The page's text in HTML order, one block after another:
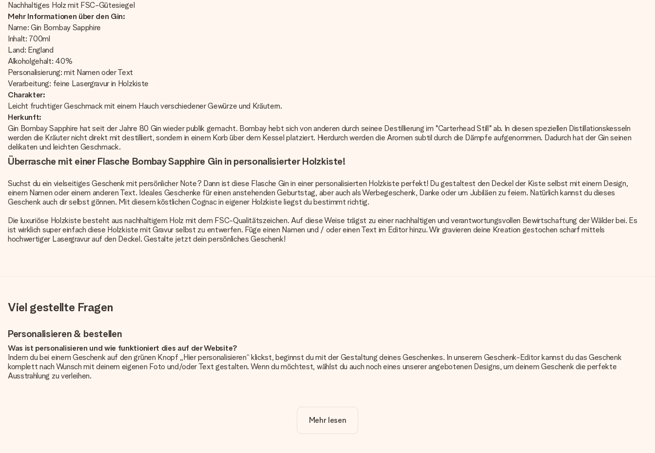
Nachhaltiges Holz mit FSC-Gütesiegel
Mehr Informationen über den Gin:
Name: Gin Bombay Sapphire
Inhalt: 700ml
Land: England
Alkoholgehalt: 40%
Personalisierung: mit Namen oder Text
Verarbeitung: feine Lasergravur in Holzkiste
Charakter:
Leicht fruchtiger Geschmack mit einem Hauch verschiedener Gewürze und Kräutern.
Herkunft:
Gin Bombay Sapphire hat seit der Jahre 80 Gin wieder publik gemacht. Bombay hebt sich von anderen durch seinee Destillierung im "Carterhead Still" ab. In diesen speziellen Distillationskesseln
werden die Kräuter nicht direkt mit destilliert, sondern in einem Korb über dem Kessel platziert. Hierdurch werden die Aromen subtil durch die Dämpfe aufgenommen. Dadurch hat der Gin seinen
delikaten und leichten Geschmack.
Überrasche mit einer Flasche Bombay Sapphire Gin in personalisierter Holzkiste!
Suchst du ein vielseitiges Geschenk mit persönlicher Note? Dann ist diese Flasche Gin in einer personalisierten Holzkiste perfekt! Du gestaltest den Deckel der Kiste selbst mit einem Design,
einem Namen oder einem anderen Text. Ideales Geschenke für einen anstehenden Geburtstag, aber auch als Werbegeschenk, Danke oder um Jubiläen zu feiern. Natürlich kannst du dieses
Geschenk auch dir selbst gönnen. Mit diesem köstlichen Cognac in eigener Holzkiste liegst du bestimmt richtig.
Die luxuriöse Holzkiste besteht aus nachhaltigem Holz mit dem FSC-Qualitätszeichen. Auf diese Weise trägst zu einer nachhaltigen und verantwortungsvollen Bewirtschaftung der Wälder bei. Es
ist wirklich super einfach diese Holzkiste mit Gravur selbst zu entwerfen. Füge einen Namen und / oder einen Text im Editor hinzu. Wir gravieren deine Kreation gestochen scharf mittels
hochwertiger Lasergravur auf den Deckel. Gestalte jetzt dein persönliches Geschenk!
Viel gestellte Fragen
Personalisieren & bestellen
Was ist personalisieren und wie funktioniert dies auf der Website?
Indem du bei einem Geschenk auf den grünen Knopf „Hier personalisieren“ klickst, beginnst du mit der Gestaltung deines Geschenkes. In unserem Geschenk-Editor kannst du das Geschenk
komplett nach Wunsch mit deinem eigenen Foto und/oder Text gestalten. Wenn du möchtest, wählst du auch noch eines unserer angebotenen Designs, um deinem Geschenk die perfekte
Ausstrahlung zu verleihen.
Wir möchten sicherstellen, dass du mit deinem Geschenk rundum zufrieden bist. Deshalb ist es wichtig, qualitativ hochwertige Fotos zu verwenden. Wenn du dir nicht sicher bist, ob dein Bild die
Mehr lesen